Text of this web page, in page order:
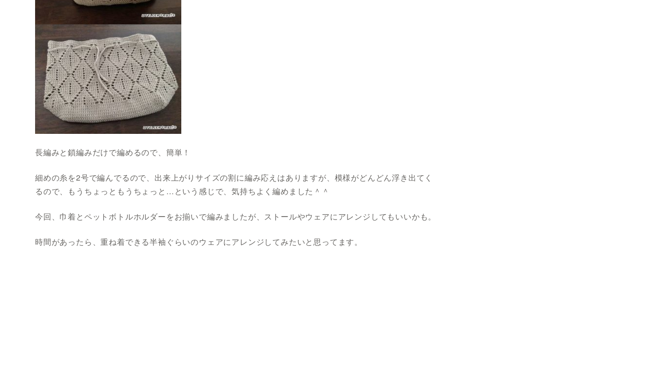
長編みと鎖編みだけで編めるので、簡単！
細めの糸を2号で編んでるので、出来上がりサイズの割に編み応えはありますが、模様がどんどん浮き出てく
るので、もうちょっともうちょっと…という感じで、気持ちよく編めました＾＾
今回、巾着とペットボトルホルダーをお揃いで編みましたが、ストールやウェアにアレンジしてもいいかも。
時間があったら、重ね着できる半袖ぐらいのウェアにアレンジしてみたいと思ってます。